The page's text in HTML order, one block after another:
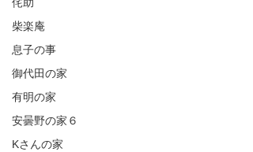
柴楽庵
息子の事
御代田の家
有明の家
安曇野の家６
Kさんの家